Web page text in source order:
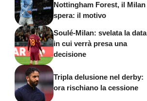
Nottingham Forest, il Milan
spera: il motivo
Soulé-Milan: svelata la data
in cui verrà presa una
decisione
Tripla delusione nel derby:
ora rischiano la cessione